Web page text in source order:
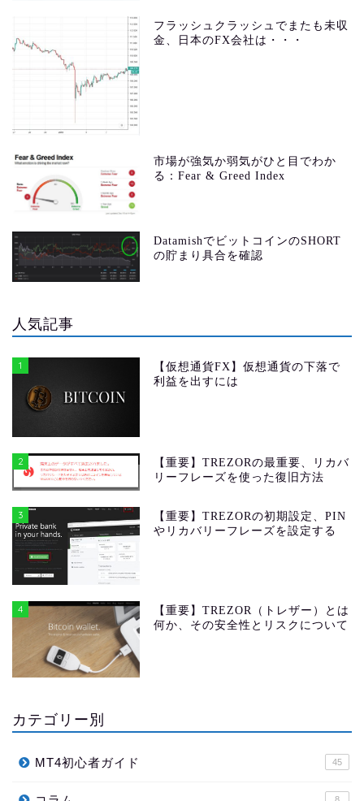
フラッシュクラッシュでまたも未収
金、日本のFX会社は・・・
市場が強気か弱気がひと目でわか
る：Fear & Greed Index
DatamishでビットコインのSHORT
の貯まり具合を確認
人気記事
1
【仮想通貨FX】仮想通貨の下落で
利益を出すには
2
【重要】TREZORの最重要、リカバ
リーフレーズを使った復旧方法
3
【重要】TREZORの初期設定、PIN
やリカバリーフレーズを設定する
4
【重要】TREZOR（トレザー）とは
何か、その安全性とリスクについて
カテゴリー別
MT4初心者ガイド 45